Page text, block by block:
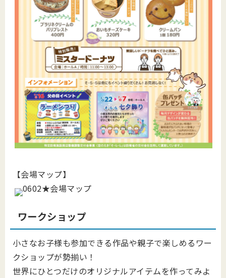
【会場マップ】
ワークショップ
小さなお子様も参加できる作品や親子で楽しめるワー
クショップが勢揃い！
世界にひとつだけのオリジナルアイテムを作ってみよ